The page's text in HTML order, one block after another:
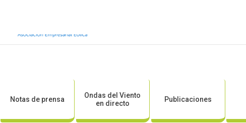
Notas de prensa
Ondas del Viento
en directo
Publicaciones